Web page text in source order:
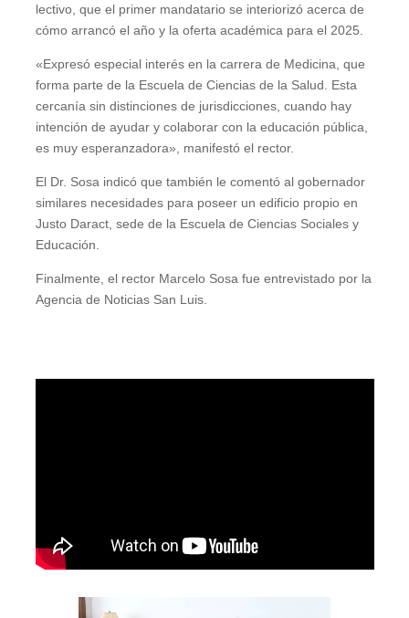
lectivo, que el primer mandatario se interiorizó acerca de
cómo arrancó el año y la oferta académica para el 2025.
«Expresó especial interés en la carrera de Medicina, que
forma parte de la Escuela de Ciencias de la Salud. Esta
cercanía sin distinciones de jurisdicciones, cuando hay
intención de ayudar y colaborar con la educación pública,
es muy esperanzadora», manifestó el rector.
El Dr. Sosa indicó que también le comentó al gobernador
similares necesidades para poseer un edificio propio en
Justo Daract, sede de la Escuela de Ciencias Sociales y
Educación.
Finalmente, el rector Marcelo Sosa fue entrevistado por la
Agencia de Noticias San Luis.